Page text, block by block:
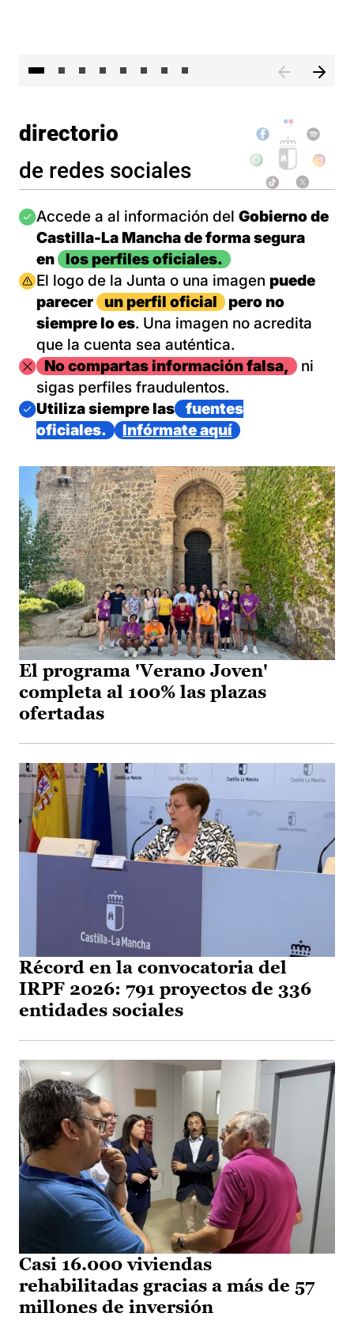
directorio
de redes sociales
Imagen
Accede a al información del Gobierno de
Castilla-La Mancha de forma segura
en
los perfiles oficiales.
Imagen
El logo de la Junta o una imagen puede
parecer
un perfil oficial
pero no
siempre lo es. Una imagen no acredita
que la cuenta sea auténtica.
ImagenNo compartas información falsa,
ni
sigas perfiles fraudulentos.
Imagen
Utiliza siempre las
fuentes
oficiales.
Infórmate aquí
El programa 'Verano Joven'
completa al 100% las plazas
ofertadas
Récord en la convocatoria del
IRPF 2026: 791 proyectos de 336
entidades sociales
Casi 16.000 viviendas
rehabilitadas gracias a más de 57
millones de inversión